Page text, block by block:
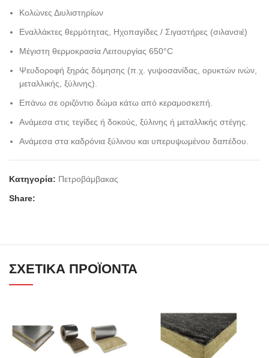
Κολώνες Διυλιστηρίων
Εναλλάκτες θερμότητας, Ηχοπαγίδες / Σιγαστήρες (σιλανσιέ)
Μέγιστη θερμοκρασία Λειτουργίας 650°C
Ψευδοροφή ξηράς δόμησης (π.χ. γυψοσανίδας, ορυκτών ινών,
μεταλλικής, ξύλινης).
Επάνω σε οριζόντιο δώμα κάτω από κεραμοσκεπή.
Ανάμεσα στις τεγίδες ή δοκούς, ξύλινης ή μεταλλικής στέγης.
Ανάμεσα στα καδρόνια ξύλινου και υπερυψωμένου δαπέδου.
Κατηγορία: Πετροβάμβακας
Share:
ΣΧΕΤΙΚΆ ΠΡΟΪΌΝΤΑ